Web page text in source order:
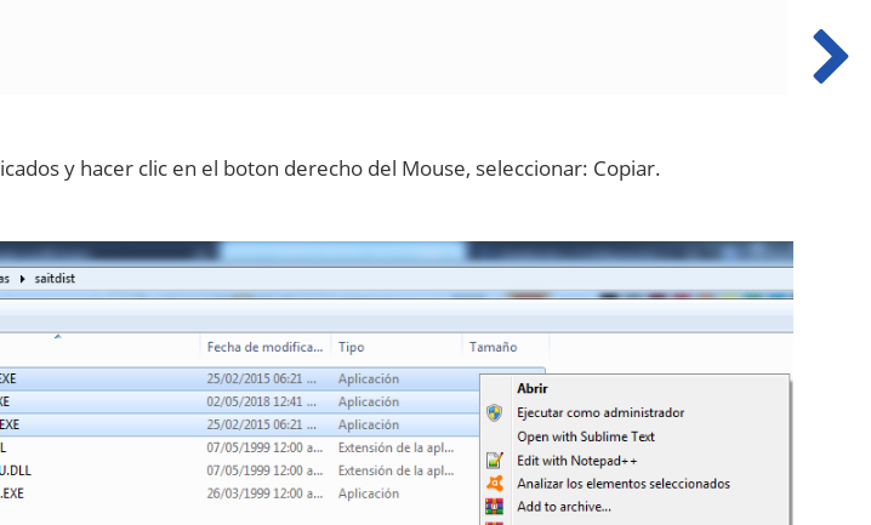
y hacer clic en el boton derecho del Mouse, seleccionar: Copiar.